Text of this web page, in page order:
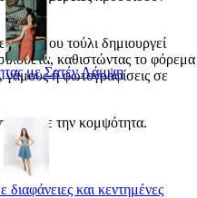
αέρινου τούλι δημιουργεί
καθιστώντας το φόρεμα
γάμους ή φωτογραφίσεις σε
με την κομψότητα.
με Σατέν Λάμψη
και κεντημένες